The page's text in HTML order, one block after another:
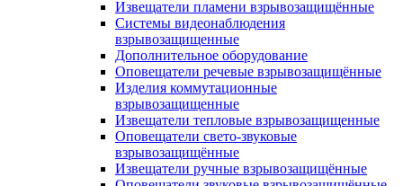
Извещатели пламени взрывозащищённые
Системы видеонаблюдения
взрывозащищенные
Дополнительное оборудование
Оповещатели речевые взрывозащищённые
Изделия коммутационные
взрывозащищенные
Извещатели тепловые взрывозащищенные
Оповещатели свето-звуковые
взрывозащищённые
Извещатели ручные взрывозащищённые